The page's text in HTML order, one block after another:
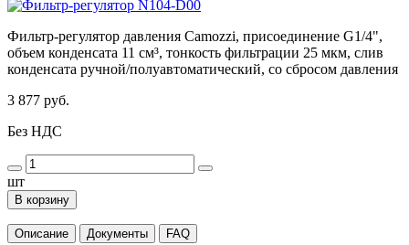
Фильтр-регулятор давления Camozzi, присоединение G1/4",
объем конденсата 11 см³, тонкость фильтрации 25 мкм, слив
конденсата ручной/полуавтоматический, со сбросом давления
3 877 руб.
Без НДС
шт
В корзину
Описание Документы FAQ